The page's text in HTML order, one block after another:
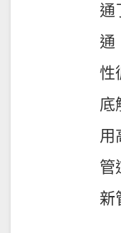
通
通
性
底
用
管
新